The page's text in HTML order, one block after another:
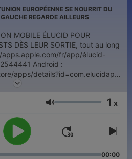
REGARDE AILLEURS
MOBILE ÉLUCID POUR
DÈS LEUR SORTIE, tout au long
Android :
apps/details?id=com.elucidapp
fiches de lecture, nos articles,
a pour objectif une diffusion
grands thèmes qui agitent
Lautstärke 1 x
00:00